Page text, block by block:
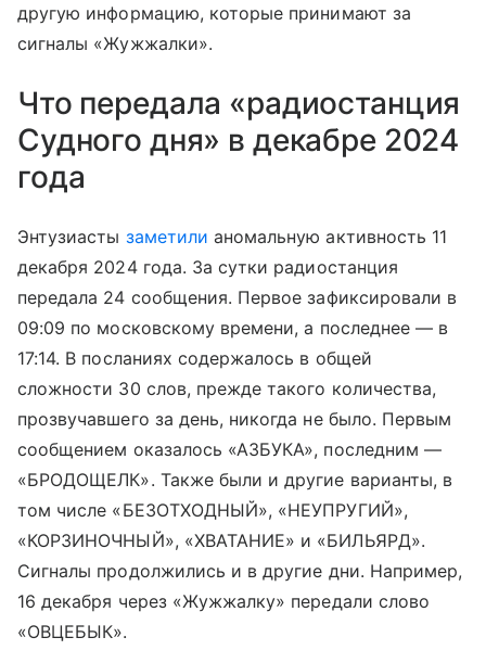
другую информацию, которые принимают за
сигналы «Жужжалки».
Что передала «радиостанция
Судного дня» в декабре 2024
года
Энтузиасты заметили аномальную активность 11
декабря 2024 года. За сутки радиостанция
передала 24 сообщения. Первое зафиксировали в
09:09 по московскому времени, а последнее — в
17:14. В посланиях содержалось в общей
сложности 30 слов, прежде такого количества,
прозвучавшего за день, никогда не было. Первым
сообщением оказалось «АЗБУКА», последним —
«БРОДОЩЕЛК». Также были и другие варианты, в
том числе «БЕЗОТХОДНЫЙ», «НЕУПРУГИЙ»,
«КОРЗИНОЧНЫЙ», «ХВАТАНИЕ» и «БИЛЬЯРД».
Сигналы продолжились и в другие дни. Например,
16 декабря через «Жужжалку» передали слово
«ОВЦЕБЫК».